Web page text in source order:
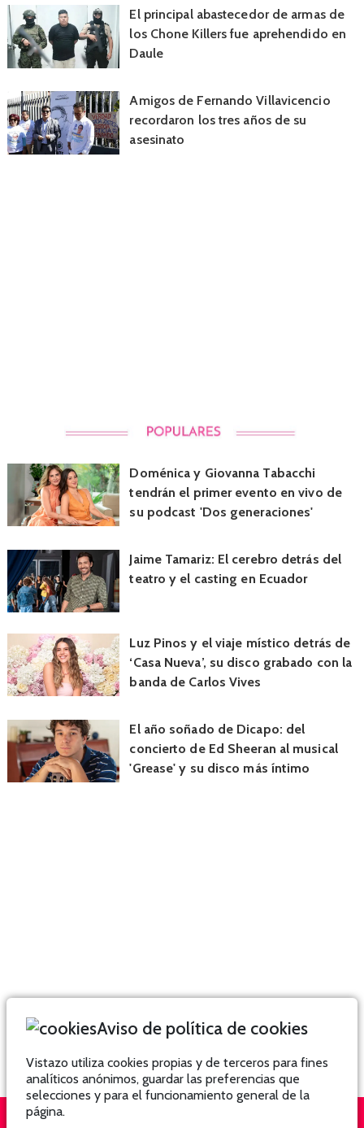
El principal abastecedor de armas de
los Chone Killers fue aprehendido en
Daule
Amigos de Fernando Villavicencio
recordaron los tres años de su
asesinato
Doménica y Giovanna Tabacchi
tendrán el primer evento en vivo de
su podcast 'Dos generaciones'
Jaime Tamariz: El cerebro detrás del
teatro y el casting en Ecuador
Luz Pinos y el viaje místico detrás de
‘Casa Nueva’, su disco grabado con la
banda de Carlos Vives
El año soñado de Dicapo: del
concierto de Ed Sheeran al musical
'Grease' y su disco más íntimo
Aviso de política de cookies
Vistazo utiliza cookies propias y de terceros para fines
analíticos anónimos, guardar las preferencias que
selecciones y para el funcionamiento general de la
página.